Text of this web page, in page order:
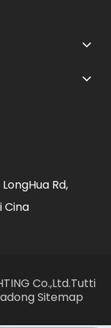
Rd,
Cina
Co.,Ltd.Tutti
Sitemap